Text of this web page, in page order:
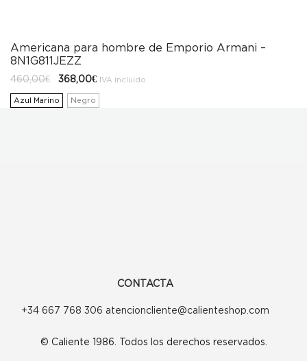
Americana para hombre de Emporio Armani –
8N1G811JEZZ
460,00€
El
precio
original
era:
368,00€El
actual
es:
IVA incluido
Azul Marino Negro
CONTACTA
+34 667 768 306 atencioncliente@calienteshop.com
© Caliente 1986. Todos los derechos reservados.